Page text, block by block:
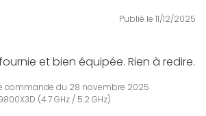
Publié le 11/12/2025
et bien équipée. Rien à redire.
commande du 28 novembre 2025
(4.7 GHz / 5.2 GHz)